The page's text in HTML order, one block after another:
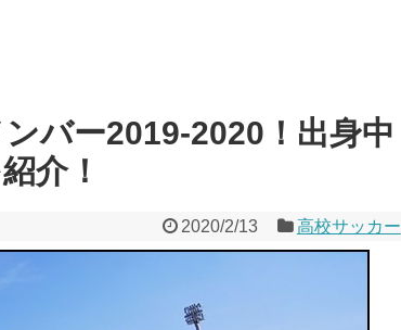
バー2019-2020！出身中
介！
2020/2/13 高校サッカー